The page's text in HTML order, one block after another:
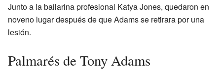
Junto a la bailarina profesional Katya Jones, quedaron en
noveno lugar después de que Adams se retirara por una
lesión.
Palmarés de Tony Adams